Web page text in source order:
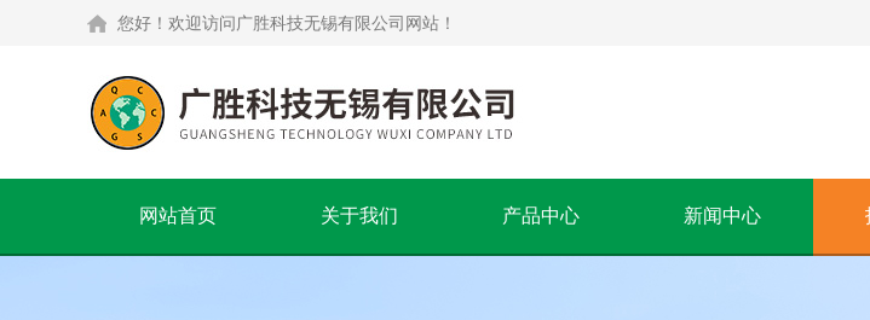
您好！欢迎访问广胜科技无锡有限公司网站！
网站首页 关于我们 产品中心 新闻中心